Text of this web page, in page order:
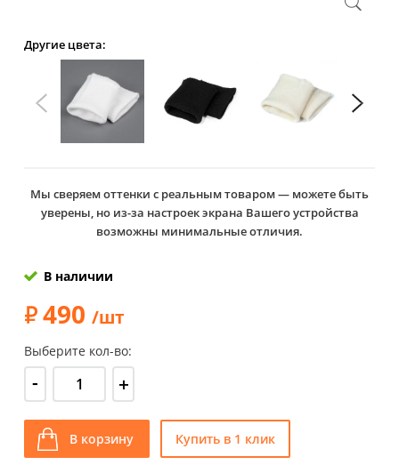
Другие цвета:
Мы сверяем оттенки с реальным товаром — можете быть
уверены, но из-за настроек экрана Вашего устройства
возможны минимальные отличия.
В наличии
490 /шт
Выберите кол-во:
- +
В корзину Купить в 1 клик